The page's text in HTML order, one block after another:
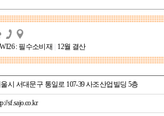
WI26 : 필수소비재 12월 결산
시 서대문구 통일로 107-39 사조산업빌딩 5층
sf.sajo.co.kr